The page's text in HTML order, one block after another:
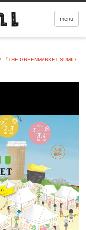
menu
「THE GREENMARKET SUMID